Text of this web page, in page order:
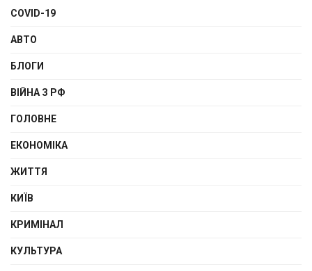
COVID-19
АВТО
БЛОГИ
ВІЙНА З РФ
ГОЛОВНЕ
ЕКОНОМІКА
ЖИТТЯ
КИЇВ
КРИМІНАЛ
КУЛЬТУРА